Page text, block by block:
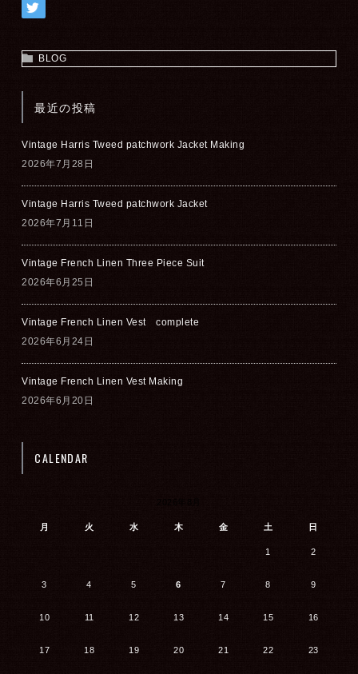
BLOG
最近の投稿
Vintage Harris Tweed patchwork Jacket Making
2026年7月28日
Vintage Harris Tweed patchwork Jacket
2026年7月11日
Vintage French Linen Three Piece Suit
2026年6月25日
Vintage French Linen Vest complete
2026年6月24日
Vintage French Linen Vest Making
2026年6月20日
CALENDAR
月 火 水 木 金 土 日
1 2
3 4 5 6 7 8 9
10 11 12 13 14 15 16
17 18 19 20 21 22 23